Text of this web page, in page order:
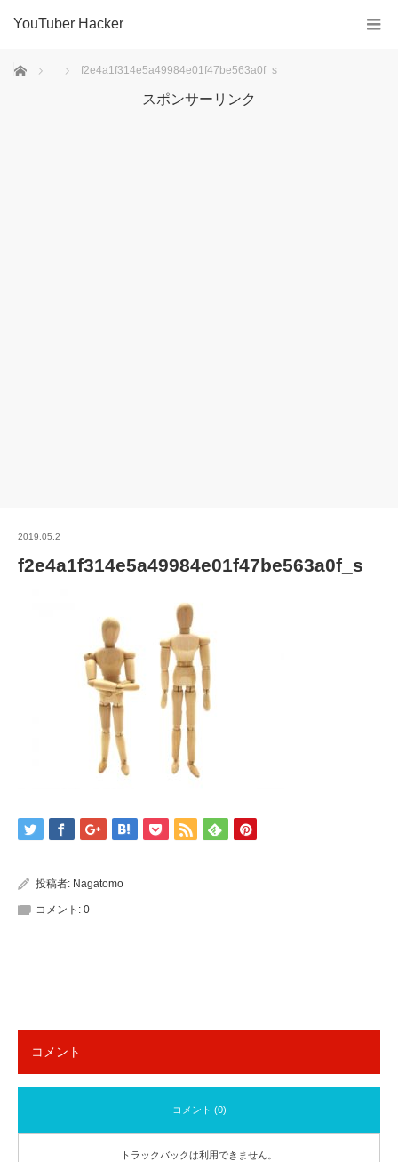
YouTuber Hacker
ホーム f2e4a1f314e5a49984e01f47be563a0f_s
スポンサーリンク
2019.05.2
f2e4a1f314e5a49984e01f47be563a0f_s
投稿者: Nagatomo
コメント: 0
コメント
コメント (0)
トラックバックは利用できません。